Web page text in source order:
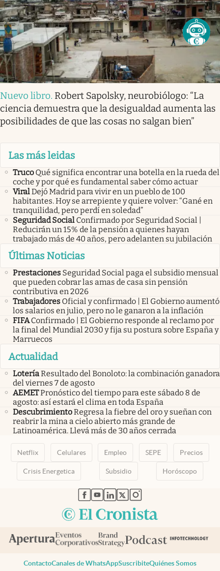
Nuevo libro. Robert Sapolsky, neurobiólogo: “La
ciencia demuestra que la desigualdad aumenta las
posibilidades de que las cosas no salgan bien”
Las más leidas
Truco Qué significa encontrar una botella en la rueda del
coche y por qué es fundamental saber cómo actuar
ViralDejó Madrid para vivir en un pueblo de 100
habitantes. Hoy se arrepiente y quiere volver: “Gané en
tranquilidad, pero perdí en soledad”
Seguridad Social Confirmado por Seguridad Social |
Reducirán un 15% de la pensión a quienes hayan
trabajado más de 40 años, pero adelanten su jubilación
Últimas Noticias
Prestaciones Seguridad Social paga el subsidio mensual
que pueden cobrar las amas de casa sin pensión
contributiva en 2026
Trabajadores Oficial y confirmado | El Gobierno aumentó
los salarios en julio, pero no le ganaron a la inflación
FIFA Confirmado | El Gobierno responde al reclamo por
la final del Mundial 2030 y fija su postura sobre España y
Marruecos
Actualidad
LoteríaResultado del Bonoloto: la combinación ganadora
del viernes 7 de agosto
AEMETPronóstico del tiempo para este sábado 8 de
agosto: así estará el clima en toda España
DescubrimientoRegresa la fiebre del oro y sueñan con
reabrir la mina a cielo abierto más grande de
Latinoamérica. Llevá más de 30 años cerrada
Netflix Celulares Empleo SEPE Precios
Crisis Energetica Subsidio Horóscopo
abre en nueva pestaña
abre en nueva pestaña
abre en nueva pestaña
abre en nueva pestaña
abre en nueva pestaña
ContactoCanales de WhatsAppSuscribiteQuiénes Somos